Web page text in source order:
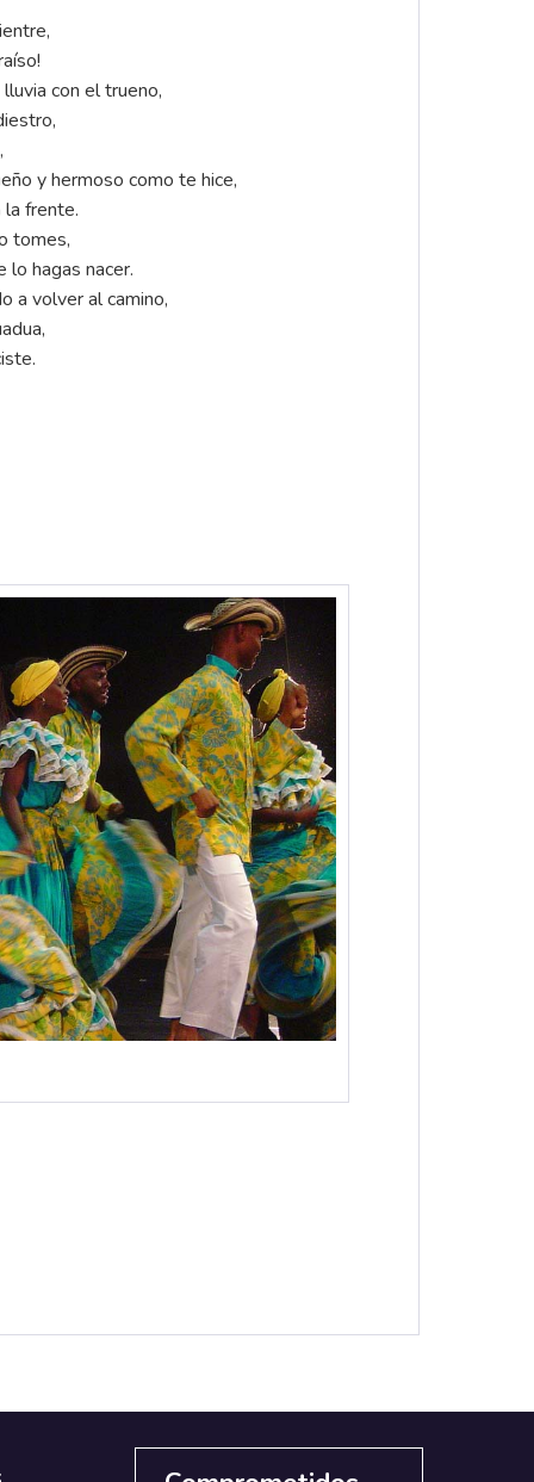
con el trueno,
y hermoso como te hice,
la frente.
tomes,
lo hagas nacer.
a volver al camino,